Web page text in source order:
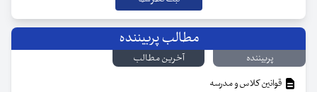
مطالب پربیننده
پربیننده
آخرین مطالب
قوانین کلاس و مدرسه